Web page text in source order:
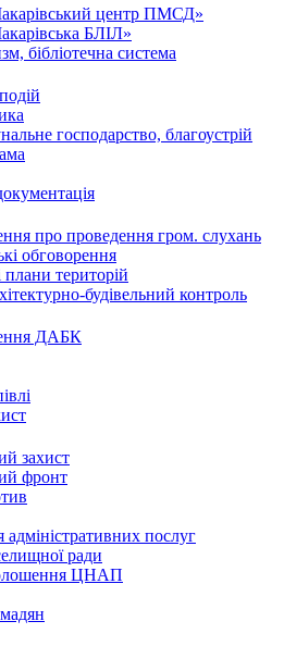
центр ПМСД»
БЛІЛ»
бібліотечна система
господарство, благоустрій
про проведення гром. слухань
обговорення
плани територій
будівельний контроль
ДАБК
захист
фронт
послуг
ради
ЦНАП